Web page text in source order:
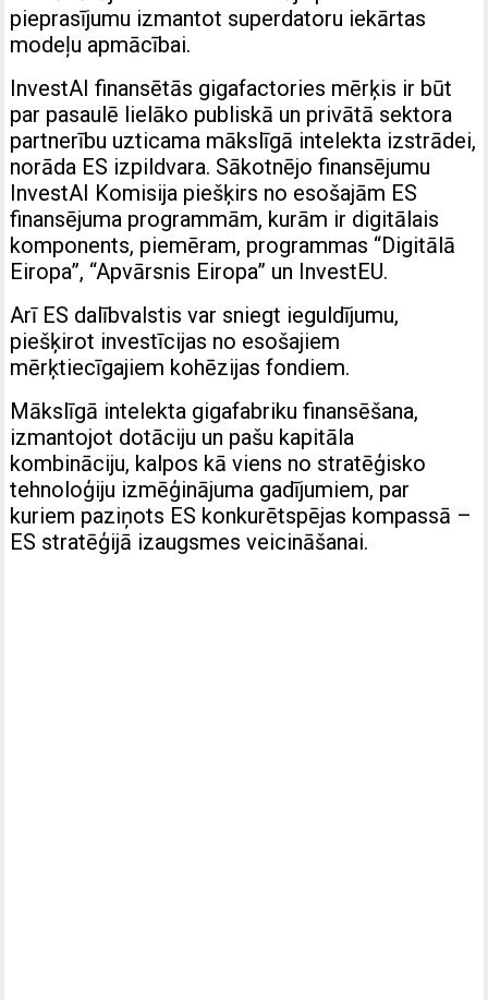
pieprasījumu izmantot superdatoru iekārtas
modeļu apmācībai.
InvestAI finansētās gigafactories mērķis ir būt
par pasaulē lielāko publiskā un privātā sektora
partnerību uzticama mākslīgā intelekta izstrādei,
norāda ES izpildvara. Sākotnējo finansējumu
InvestAI Komisija piešķirs no esošajām ES
finansējuma programmām, kurām ir digitālais
komponents, piemēram, programmas “Digitālā
Eiropa”, “Apvārsnis Eiropa” un InvestEU.
Arī ES dalībvalstis var sniegt ieguldījumu,
piešķirot investīcijas no esošajiem
mērķtiecīgajiem kohēzijas fondiem.
Mākslīgā intelekta gigafabriku finansēšana,
izmantojot dotāciju un pašu kapitāla
kombināciju, kalpos kā viens no stratēģisko
tehnoloģiju izmēģinājuma gadījumiem, par
kuriem paziņots ES konkurētspējas kompassā –
ES stratēģijā izaugsmes veicināšanai.